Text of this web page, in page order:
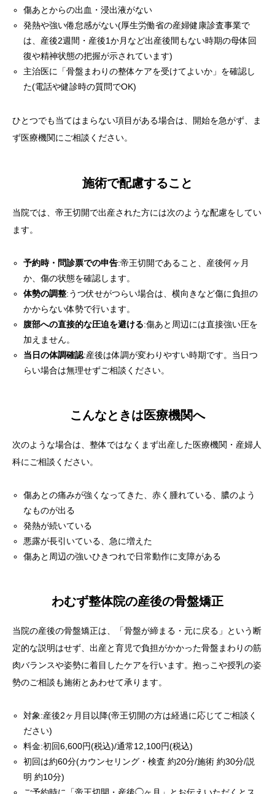
傷あとからの出血・浸出液がない
発熱や強い倦怠感がない(厚生労働省の産婦健康診査事業で
は、産後2週間・産後1か月など出産後間もない時期の母体回
復や精神状態の把握が示されています)
主治医に「骨盤まわりの整体ケアを受けてよいか」を確認し
た(電話や健診時の質問でOK)
ひとつでも当てはまらない項目がある場合は、開始を急がず、ま
ず医療機関にご相談ください。
施術で配慮すること
当院では、帝王切開で出産された方には次のような配慮をしてい
ます。
予約時・問診票での申告:帝王切開であること、産後何ヶ月
か、傷の状態を確認します。
体勢の調整:うつ伏せがつらい場合は、横向きなど傷に負担の
かからない体勢で行います。
腹部への直接的な圧迫を避ける:傷あと周辺には直接強い圧を
加えません。
当日の体調確認:産後は体調が変わりやすい時期です。当日つ
らい場合は無理せずご相談ください。
こんなときは医療機関へ
次のような場合は、整体ではなくまず出産した医療機関・産婦人
科にご相談ください。
傷あとの痛みが強くなってきた、赤く腫れている、膿のよう
なものが出る
発熱が続いている
悪露が長引いている、急に増えた
傷あと周辺の強いひきつれで日常動作に支障がある
わむず整体院の産後の骨盤矯正
当院の産後の骨盤矯正は、「骨盤が締まる・元に戻る」という断
定的な説明はせず、出産と育児で負担がかかった骨盤まわりの筋
肉バランスや姿勢に着目したケアを行います。抱っこや授乳の姿
勢のご相談も施術とあわせて承ります。
対象:産後2ヶ月目以降(帝王切開の方は経過に応じてご相談く
ださい)
料金:初回6,600円(税込)/通常12,100円(税込)
初回は約60分(カウンセリング・検査 約20分/施術 約30分/説
明 約10分)